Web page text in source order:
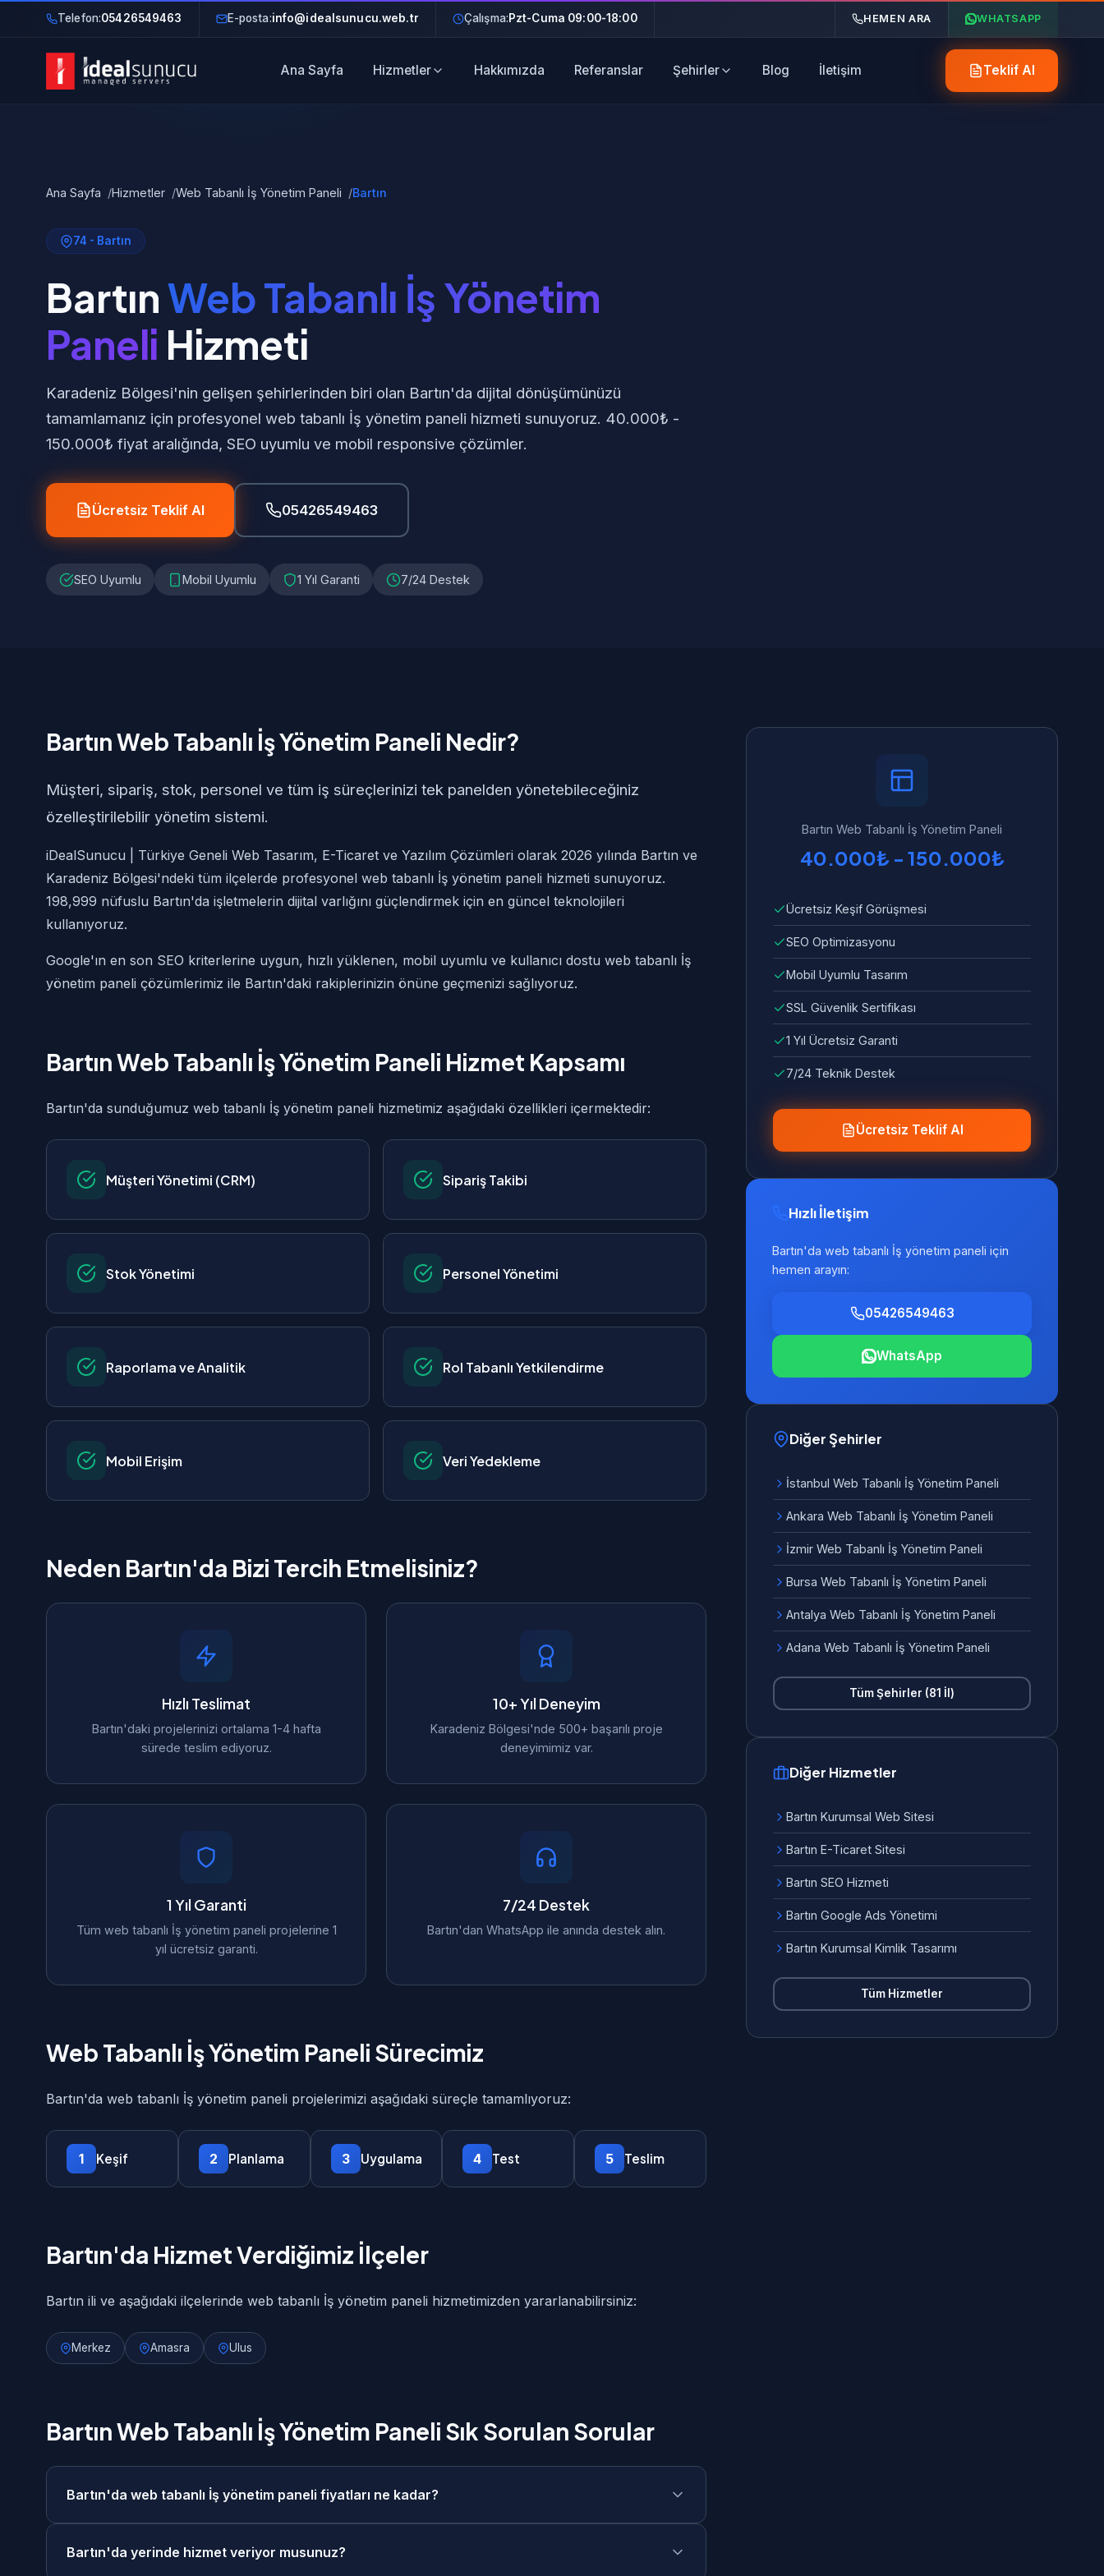
Telefon:05426549463 E-posta:info@idealsunucu.web.tr Çalışma:Pzt-Cuma 09:00-18:00 HEMEN ARA WHATSAPP
Ana Sayfa Hizmetler Hakkımızda Referanslar Şehirler Blog İletişim Teklif Al
Ana Sayfa Hizmetler Web Tabanlı İş Yönetim Paneli Bartın
74 - Bartın
BartınWeb Tabanlı İş Yönetim
Paneli Hizmeti
Karadeniz Bölgesi'nin gelişen şehirlerinden biri olan Bartın'da dijital dönüşümünüzü
tamamlamanız için profesyonel web tabanlı İş yönetim paneli hizmeti sunuyoruz. 40.000₺ -
150.000₺ fiyat aralığında, SEO uyumlu ve mobil responsive çözümler.
Ücretsiz Teklif Al 05426549463
SEO Uyumlu Mobil Uyumlu 1 Yıl Garanti 7/24 Destek
Bartın Web Tabanlı İş Yönetim Paneli Nedir?
Müşteri, sipariş, stok, personel ve tüm iş süreçlerinizi tek panelden yönetebileceğiniz
özelleştirilebilir yönetim sistemi.
iDealSunucu | Türkiye Geneli Web Tasarım, E-Ticaret ve Yazılım Çözümleri olarak 2026 yılında Bartın ve
Karadeniz Bölgesi'ndeki tüm ilçelerde profesyonel web tabanlı İş yönetim paneli hizmeti sunuyoruz.
198,999 nüfuslu Bartın'da işletmelerin dijital varlığını güçlendirmek için en güncel teknolojileri
kullanıyoruz.
Google'ın en son SEO kriterlerine uygun, hızlı yüklenen, mobil uyumlu ve kullanıcı dostu web tabanlı İş
yönetim paneli çözümlerimiz ile Bartın'daki rakiplerinizin önüne geçmenizi sağlıyoruz.
Bartın Web Tabanlı İş Yönetim Paneli Hizmet Kapsamı
Bartın'da sunduğumuz web tabanlı İş yönetim paneli hizmetimiz aşağıdaki özellikleri içermektedir:
Müşteri Yönetimi (CRM) Sipariş Takibi
Stok Yönetimi Personel Yönetimi
Raporlama ve Analitik Rol Tabanlı Yetkilendirme
Mobil Erişim Veri Yedekleme
Neden Bartın'da Bizi Tercih Etmelisiniz?
Hızlı Teslimat
Bartın'daki projelerinizi ortalama 1-4 hafta
sürede teslim ediyoruz.
10+ Yıl Deneyim
Karadeniz Bölgesi'nde 500+ başarılı proje
deneyimimiz var.
1 Yıl Garanti
Tüm web tabanlı İş yönetim paneli projelerine 1
yıl ücretsiz garanti.
7/24 Destek
Bartın'dan WhatsApp ile anında destek alın.
Web Tabanlı İş Yönetim Paneli Sürecimiz
Bartın'da web tabanlı İş yönetim paneli projelerimizi aşağıdaki süreçle tamamlıyoruz:
1 Keşif 2 Planlama 3 Uygulama 4 Test 5 Teslim
Bartın'da Hizmet Verdiğimiz İlçeler
Bartın ili ve aşağıdaki ilçelerinde web tabanlı İş yönetim paneli hizmetimizden yararlanabilirsiniz:
Merkez Amasra Ulus
Bartın Web Tabanlı İş Yönetim Paneli Sık Sorulan Sorular
Bartın'da web tabanlı İş yönetim paneli fiyatları ne kadar?
kapsamına göre ücretsiz keşif görüşmesi sonrasında size özel fiyat teklifi sunuyoruz. Taksit
Bartın'da yerinde hizmet veriyor musunuz?
Bartın Web Tabanlı İş Yönetim Paneli
40.000₺ - 150.000₺
Ücretsiz Keşif Görüşmesi
SEO Optimizasyonu
Mobil Uyumlu Tasarım
SSL Güvenlik Sertifikası
1 Yıl Ücretsiz Garanti
7/24 Teknik Destek
Ücretsiz Teklif Al
Hızlı İletişim
Bartın'da web tabanlı İş yönetim paneli için
hemen arayın:
05426549463
WhatsApp
Diğer Şehirler
İstanbul Web Tabanlı İş Yönetim Paneli
Ankara Web Tabanlı İş Yönetim Paneli
İzmir Web Tabanlı İş Yönetim Paneli
Bursa Web Tabanlı İş Yönetim Paneli
Antalya Web Tabanlı İş Yönetim Paneli
Adana Web Tabanlı İş Yönetim Paneli
Tüm Şehirler (81 İl)
Diğer Hizmetler
Bartın Kurumsal Web Sitesi
Bartın E-Ticaret Sitesi
Bartın SEO Hizmeti
Bartın Google Ads Yönetimi
Bartın Kurumsal Kimlik Tasarımı
Tüm Hizmetler